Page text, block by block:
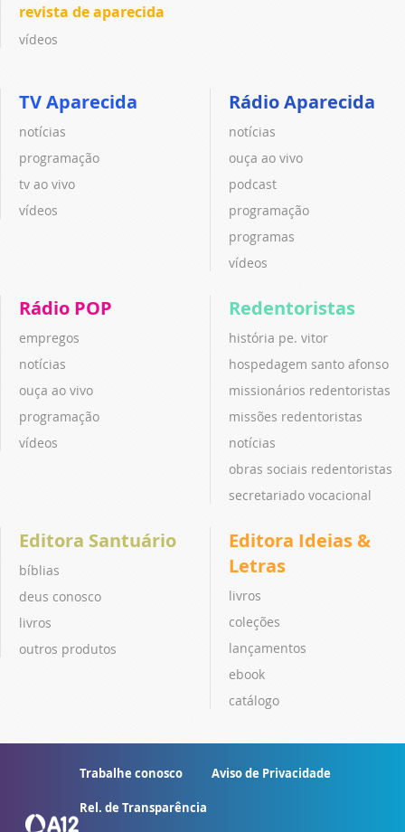
revista de aparecida
vídeos
TV Aparecida
notícias
programação
tv ao vivo
vídeos
Rádio Aparecida
notícias
ouça ao vivo
podcast
programação
programas
vídeos
Rádio POP
empregos
notícias
ouça ao vivo
programação
vídeos
Redentoristas
história pe. vitor
hospedagem santo afonso
missionários redentoristas
missões redentoristas
notícias
obras sociais redentoristas
secretariado vocacional
Editora Santuário
bíblias
deus conosco
livros
outros produtos
Editora Ideias &
Letras
livros
coleções
lançamentos
ebook
catálogo
Trabalhe conosco Aviso de Privacidade
Rel. de Transparência